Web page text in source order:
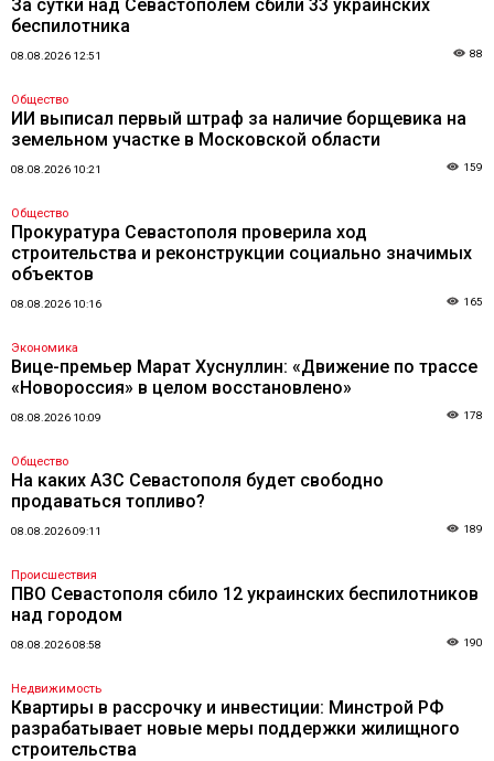
За сутки над Севастополем сбили 33 украинских
беспилотника
08.08.2026 12:51 88
Общество
ИИ выписал первый штраф за наличие борщевика на
земельном участке в Московской области
08.08.2026 10:21 159
Общество
Прокуратура Севастополя проверила ход
строительства и реконструкции социально значимых
объектов
08.08.2026 10:16 165
Экономика
Вице-премьер Марат Хуснуллин: «Движение по трассе
«Новороссия» в целом восстановлено»
08.08.2026 10:09 178
Общество
На каких АЗС Севастополя будет свободно
продаваться топливо?
08.08.2026 09:11 189
Происшествия
ПВО Севастополя сбило 12 украинских беспилотников
над городом
08.08.2026 08:58 190
Недвижимость
Квартиры в рассрочку и инвестиции: Минстрой РФ
разрабатывает новые меры поддержки жилищного
строительства